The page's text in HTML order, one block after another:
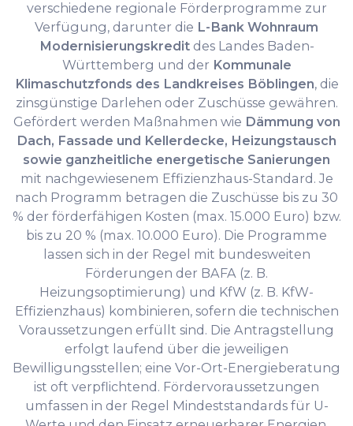
verschiedene regionale Förderprogramme zur
Verfügung, darunter die L-Bank Wohnraum
Modernisierungskreditdes Landes Baden-
Württemberg und der Kommunale
Klimaschutzfonds des Landkreises Böblingen, die
zinsgünstige Darlehen oder Zuschüsse gewähren.
Gefördert werden Maßnahmen wie Dämmung von
Dach, Fassade und Kellerdecke, Heizungstausch
sowie ganzheitliche energetische Sanierungen
mit nachgewiesenem Effizienzhaus-Standard. Je
nach Programm betragen die Zuschüsse bis zu 30
% der förderfähigen Kosten (max. 15.000 Euro) bzw.
bis zu 20 % (max. 10.000 Euro). Die Programme
lassen sich in der Regel mit bundesweiten
Förderungen der BAFA (z. B.
Heizungsoptimierung) und KfW (z. B. KfW-
Effizienzhaus) kombinieren, sofern die technischen
Voraussetzungen erfüllt sind. Die Antragstellung
erfolgt laufend über die jeweiligen
Bewilligungsstellen; eine Vor-Ort-Energieberatung
ist oft verpflichtend. Fördervoraussetzungen
umfassen in der Regel Mindeststandards für U-